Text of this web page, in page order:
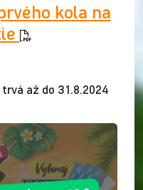
kola na
až do 31.8.2024